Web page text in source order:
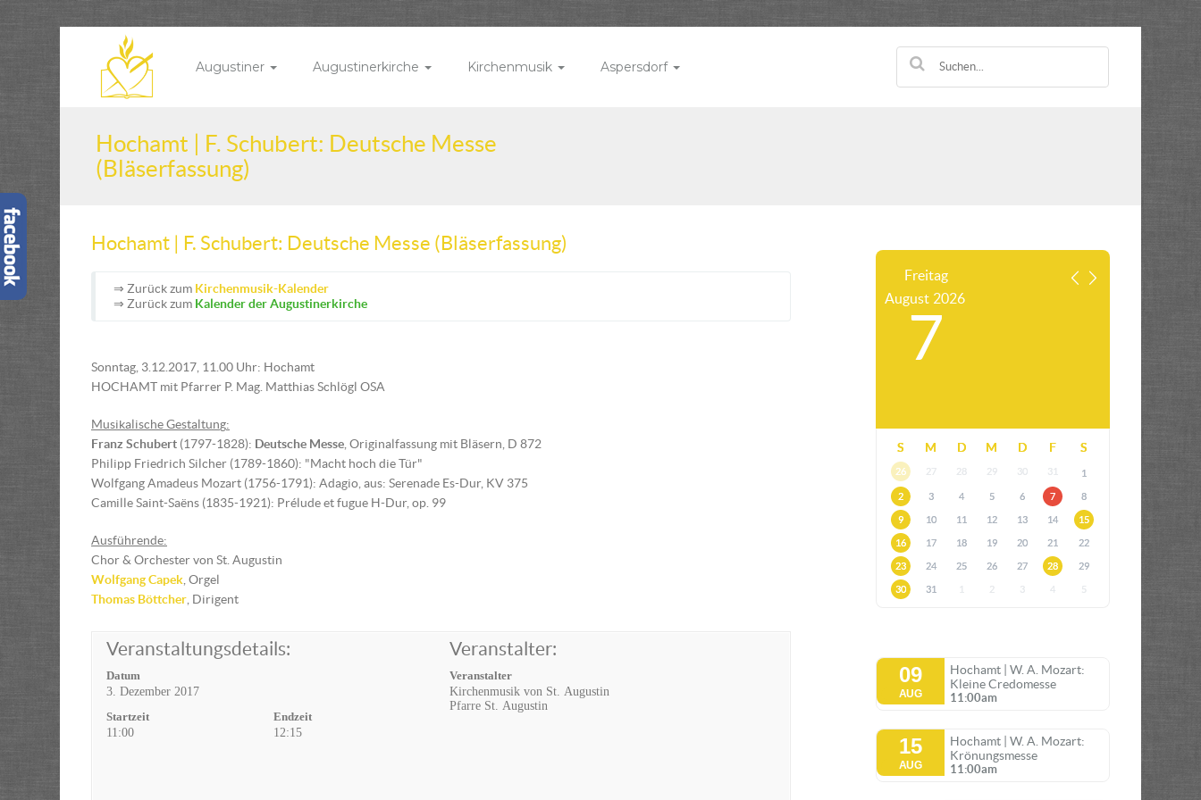
Augustiner Augustinerkirche Kirchenmusik Aspersdorf
Hochamt | F. Schubert: Deutsche Messe
(Bläserfassung)
Hochamt | F. Schubert: Deutsche Messe (Bläserfassung)
⇒ Zurück zum Kirchenmusik-Kalender
⇒ Zurück zum Kalender der Augustinerkirche
Sonntag, 3.12.2017, 11.00 Uhr: Hochamt
HOCHAMT mit Pfarrer P. Mag. Matthias Schlögl OSA
Musikalische Gestaltung:
Franz Schubert (1797-1828): Deutsche Messe , Originalfassung mit Bläsern, D 872
Philipp Friedrich Silcher (1789-1860): "Macht hoch die Tür"
Wolfgang Amadeus Mozart (1756-1791): Adagio, aus: Serenade Es-Dur, KV 375
Camille Saint-Saëns (1835-1921): Prélude et fugue H-Dur, op. 99
Ausführende:
Chor & Orchester von St. Augustin
Wolfgang Capek , Orgel
Thomas Böttcher , Dirigent
Veranstaltungsdetails:
Datum
3. Dezember 2017
Startzeit
11:00
Endzeit
12:15
Veranstalter:
Veranstalter
Kirchenmusik von St. Augustin
Pfarre St. Augustin
Freitag
August 2026
7
S M D M D F S
26 27 28 29 30 31 1
2 3 4 5 6 7 8
9 10 11 12 13 14 15
16 17 18 19 20 21 22
23 24 25 26 27 28 29
30 31 1 2 3 4 5
09
AUG
Hochamt | W. A. Mozart:
Kleine Credomesse
11:00am
15
AUG
Hochamt | W. A. Mozart:
Krönungsmesse
11:00am